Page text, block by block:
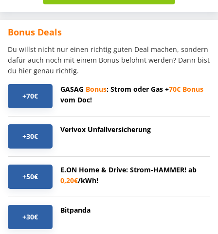
Bonus Deals
Du willst nicht nur einen richtig guten Deal machen, sondern
dafür auch noch mit einem Bonus belohnt werden? Dann bist
du hier genau richtig.
+70€
GASAG Bonus: Strom oder Gas +70€ Bonus
vom Doc!
+30€
Verivox Unfallversicherung
+50€
E.ON Home & Drive: Strom-HAMMER! ab
0,20€/kWh!
+30€
Bitpanda